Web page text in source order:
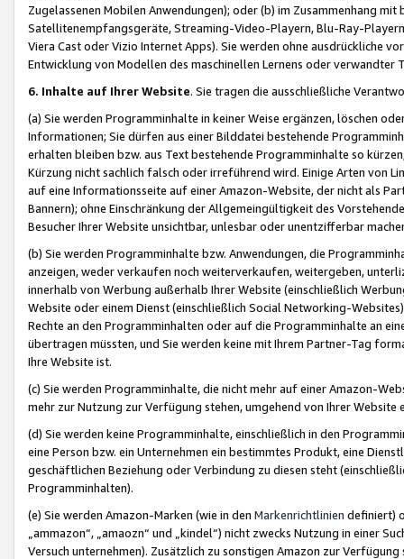
Zugelassenen Mobilen Anwendungen); oder (b) im Zusammenhang
Satellitenempfangsgeräte, Streaming-Video-Playern, Blu-Ray-
Viera Cast oder Vizio Internet Apps). Sie werden ohne ausdrückliche
Entwicklung von Modellen des maschinellen Lernens oder
6. Inhalte auf Ihrer Website. Sie tragen die ausschließliche
(a) Sie werden Programminhalte in keiner Weise ergänzen, löschen
Informationen; Sie dürfen aus einer Bilddatei bestehende
erhalten bleiben bzw. aus Text bestehende Programminhalte so
Kürzung nicht sachlich falsch oder irreführend wird. Einige Arten von
auf eine Informationsseite auf einer Amazon-Website, der nicht als
Bannern); ohne Einschränkung der Allgemeingültigkeit des
Besucher Ihrer Website unsichtbar, unlesbar oder unentzifferbar
(b) Sie werden Programminhalte bzw. Anwendungen, die
anzeigen, weder verkaufen noch weiterverkaufen, weitergeben,
innerhalb von Werbung außerhalb Ihrer Website (einschließlich
Website oder einem Dienst (einschließlich Social Networking-
Rechte an den Programminhalten oder auf die Programminhalte an
übertragen müssten, und Sie werden keine mit Ihrem Partner-Tag
Ihre Website ist.
(c) Sie werden Programminhalte, die nicht mehr auf einer Amazon-
mehr zur Nutzung zur Verfügung stehen, umgehend von Ihrer
(d) Sie werden keine Programminhalte, einschließlich in den
eine Person bzw. ein Unternehmen ein bestimmtes Produkt, eine
geschäftlichen Beziehung oder Verbindung zu diesen steht
Programminhalten).
(e) Sie werden Amazon-Marken (wie in den Markenrichtlinien definiert)
„ammazon“, „amaozn“ und „kindel“) nicht zwecks Nutzung in einer
Versuch unternehmen). Zusätzlich zu sonstigen Amazon zur